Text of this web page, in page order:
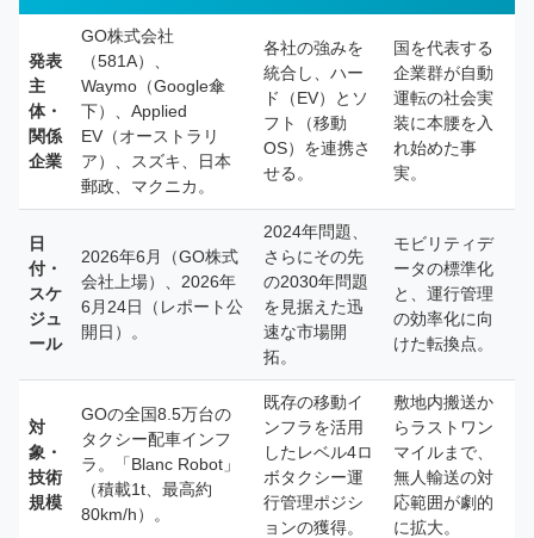
発表
主
体・
関係
企業
GO株式会社
（581A）、
Waymo（Google傘
下）、Applied
EV（オーストラリ
ア）、スズキ、日本
郵政、マクニカ。
各社の強みを
統合し、ハー
ド（EV）とソ
フト（移動
OS）を連携さ
せる。
国を代表する
企業群が自動
運転の社会実
装に本腰を入
れ始めた事
実。
日
付・
スケ
ジュ
ール
2026年6月（GO株式
会社上場）、2026年
6月24日（レポート公
開日）。
2024年問題、
さらにその先
の2030年問題
を見据えた迅
速な市場開
拓。
モビリティデ
ータの標準化
と、運行管理
の効率化に向
けた転換点。
対
象・
技術
規模
GOの全国8.5万台の
タクシー配車インフ
ラ。「Blanc Robot」
（積載1t、最高約
80km/h）。
既存の移動イ
ンフラを活用
したレベル4ロ
ボタクシー運
行管理ポジシ
ョンの獲得。
敷地内搬送か
らラストワン
マイルまで、
無人輸送の対
応範囲が劇的
に拡大。